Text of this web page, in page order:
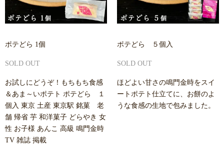
ポテどら 1個
SOLD OUT
お試しにどうぞ！もちもち食感
＆あま～いポテト ポテどら １
個入 東京 土産 東京駅 銘菓 老
舗 帰省 芋 和洋菓子 どらやき 女
性 お子様 あんこ 高級 鳴門金時
TV 雑誌 掲載
ポテどら ５個入
SOLD OUT
ほどよい甘さの鳴門金時をスイ
ートポテト仕立てに、お餅のよ
うな食感の生地で包みました。